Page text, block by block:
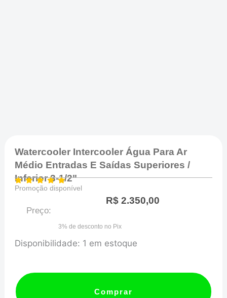
Watercooler Intercooler Água Para Ar
Médio Entradas E Saídas Superiores /
Inferior 3-1/2"
Promoção disponível
Preço:
R$2.350,00
3% de desconto no Pix
Disponibilidade: 1 em estoque
Watercooler
Água
para
Comprar